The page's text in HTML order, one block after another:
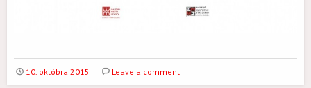
10. októbra 2015 Leave a comment